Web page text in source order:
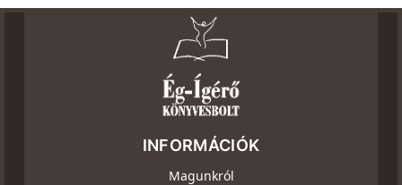
INFORMÁCIÓK
Magunkról